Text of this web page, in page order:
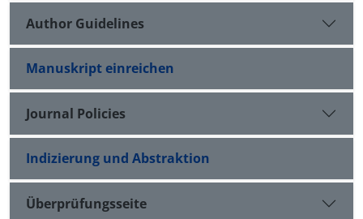
Author Guidelines
Manuskript einreichen
Journal Policies
Indizierung und Abstraktion
Überprüfungsseite